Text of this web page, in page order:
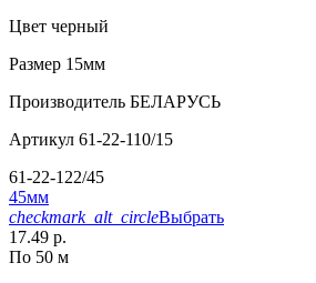
Цвет черный
Размер 15мм
Производитель БЕЛАРУСЬ
Артикул 61-22-110/15
61-22-122/45
45мм
checkmark_alt_circleВыбрать
17.49 р.
По 50 м